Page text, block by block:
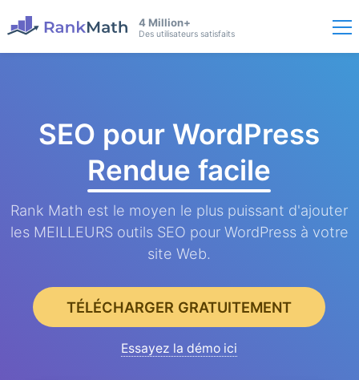
4 Million+
Des utilisateurs satisfaits
SEO pour WordPress
Rendue facile
Rank Math est le moyen le plus puissant d'ajouter
les MEILLEURS outils SEO pour WordPress à votre
site Web.
TÉLÉCHARGER GRATUITEMENT
Essayez la démo ici